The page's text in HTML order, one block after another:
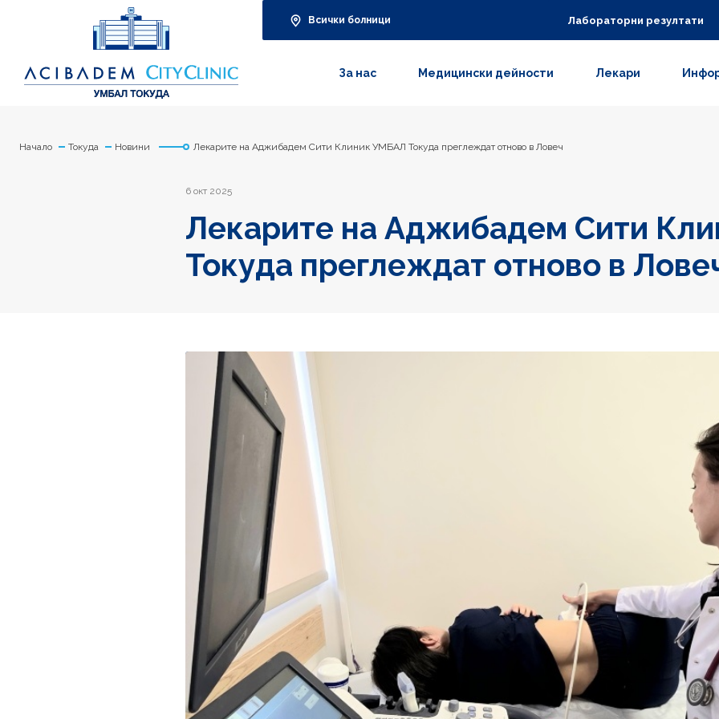
Всички болници Лабораторни резултати
За нас Медицински дейности Лекари
Начало Токуда Новини Лекарите на Аджибадем Сити Клиник УМБАЛ Токуда преглеждат отново в Ловеч
6 окт 2025
Лекарите на Аджибадем Сити
Токуда преглеждат отново в